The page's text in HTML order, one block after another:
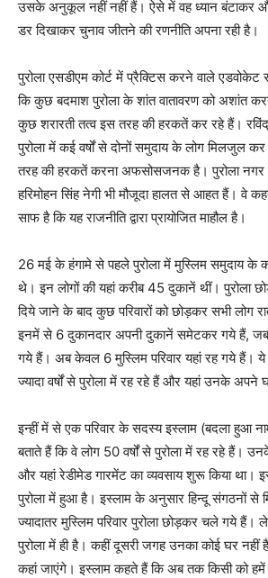
उसके अनुकूल नहीं नहीं हैं। ऐसे में वह ध्यान बंटाकर
डर दिखाकर चुनाव जीतने की रणनीति अपना रही है।
पुरोला एसडीएम कोर्ट में प्रैक्टिस करने वाले एडवोकेट
कि कुछ बदमाश पुरोला के शांत वातावरण को अशांत
कुछ शरारती तत्व इस तरह की हरकतें कर रहे हैं।
पुरोला में कई वर्षों से दोनों समुदाय के लोग मिलजुल
तरह की हरकतें करना अफसोसजनक है। पुरोला नगर
हरिमोहन सिंह नेगी भी मौजूदा हालत से आहत हैं। वे
साफ है कि यह राजनीति द्वारा प्रायोजित माहौल है।
26 मई के हंगामे से पहले पुरोला में मुस्लिम समुदाय के
थे। इन लोगों की यहां करीब 45 दुकानें थीं। पुरोला
दिये जाने के बाद कुछ परिवारों को छोड़कर सभी लोग
इनमें से 6 दुकानदार अपनी दुकानें समेटकर गये हैं,
गये हैं। अब केवल 6 मुस्लिम परिवार यहां रह गये हैं। ये
ज्यादा वर्षों से पुरोला में रह रहे हैं और यहां उनके अपने
इन्हीं में से एक परिवार के सदस्य इस्लाम (बदला हुआ
बताते हैं कि वे लोग 50 वर्षों से पुरोला में रह रहे हैं।
और यहां रेडीमेड गारमेंट का व्यवसाय शुरू किया था।
पुरोला में हुआ है। इस्लाम के अनुसार हिन्दू संगठनों से
ज्यादातर मुस्लिम परिवार पुरोला छोड़कर चले गये
पुरोला में ही है। कहीं दूसरी जगह उनका कोई घर नहीं
कहां जाएंगे। इस्लाम कहते हैं कि अब तक किसी को हमें